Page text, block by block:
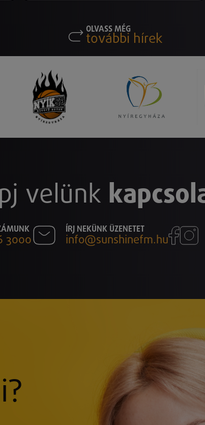
OLVASS MÉG
további hírek
velünk
3000
ÍRJ NEKÜNK ÜZENETET
info@sunshinefm.hu